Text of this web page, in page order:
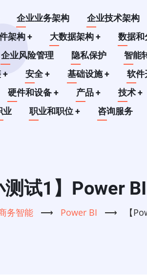
企业业务架构 企业技术架构
架构+ 大数据架构+ 数据
企业风险管理 隐私保护 智能
+ 安全+ 基础设施+ 软
硬件和设备+ 产品+ 技术+
业 职业和职位+ 咨询服务
测试1】Power
务智能 ⟶ Power BI ⟶ 【